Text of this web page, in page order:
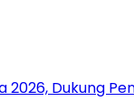
2026, Dukung